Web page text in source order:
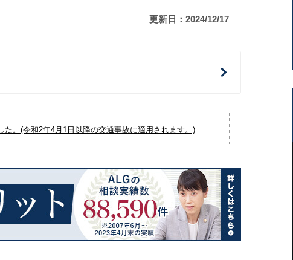
更新日：2024/12/17
た。(令和2年4月1日以降の交通事故に適用されます。)